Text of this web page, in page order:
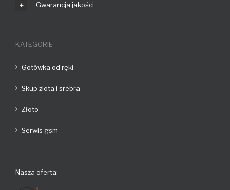
Gwarancja jakości
KATEGORIE
Gotówka od ręki
Skup zlota i srebra
Złoto
Serwis gsm
Nasza oferta: